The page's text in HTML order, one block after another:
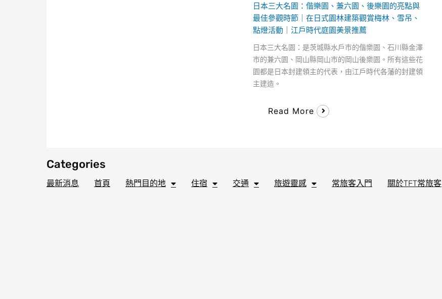
日本三大名園：偕樂園、兼六園、後樂園的亮點與
最佳參觀時節｜在日式園林建築觀賞梅林、雪吊、
點燈活動｜江戶時代庭園美景推薦
日本三大名園：是茨城縣水戶市的偕樂園、石川縣金澤
市的兼六園、岡山縣岡山市的岡山後樂園。所有這些花
園都是日本封建領主的代表，由江戶時代各藩的封建領
主建造。
Read More
Categories
最新消息 首頁 熱門目的地 住宿 交通 旅遊靈感 常旅客入門 關於TFT常旅客